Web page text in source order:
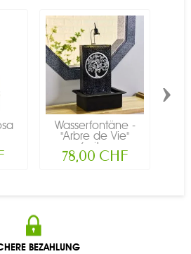
Wasserfontäne -
"Arbre de Vie"
(mit...
78,00 CHF
›
BEZAHLUNG